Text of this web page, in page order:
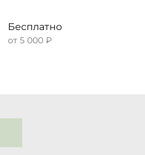
Бесплатно
от 5 000 ₽